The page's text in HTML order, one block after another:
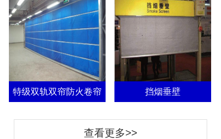
特级双轨双帘防火卷帘 挡烟垂壁
查看更多>>